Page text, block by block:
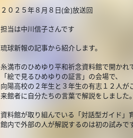
２０２５年８月８日(金)放送回
担当は中川信子さんです
琉球新報の記事から紹介します。
糸満市のひめゆり平和祈念資料館で開かれ
「絵で見るひめゆりの証言」の会場で、
向陽高校の２年生と３年生の有志１２人が
来館者に自分たちの言葉で解説をしました。
資料館が取り組んでいる「対話型ガイド」
館内で外部の人が解説するのは初の試みです